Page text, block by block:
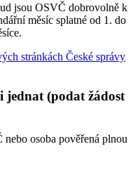
jsou OSVČ dobrovolně k
měsíc splatné od 1. do
stránkách České správy
jednat (podat žádost
osoba pověřená plnou